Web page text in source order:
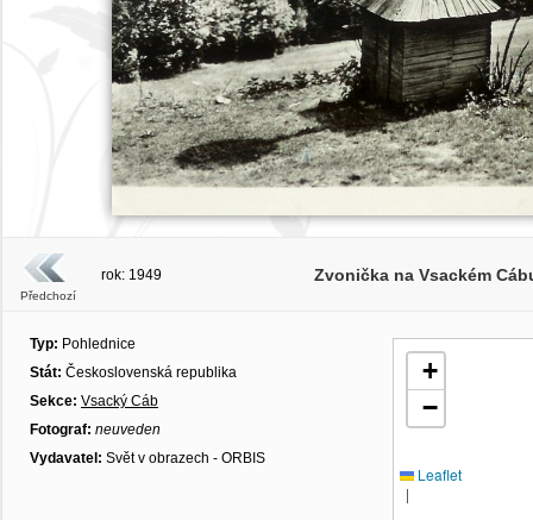
Předchozí
rok: 1949 Zvonička na Vsackém
Typ: Pohlednice
Stát: Československá republika
Sekce: Vsacký Cáb
Fotograf: neuveden
Vydavatel: Svět v obrazech - ORBIS
+
−
Leaflet
|